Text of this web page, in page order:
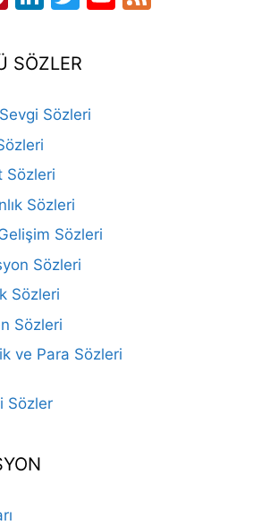
SÖZLER
Sözleri
Sözleri
Sözleri
Sözleri
Sözleri
Sözleri
Sözleri
ve Para Sözleri
Sözler